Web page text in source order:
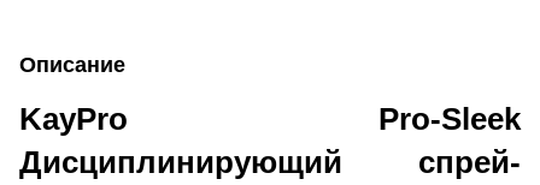
Описание
KayPro Pro-Sleek
Дисциплинирующий спрей-